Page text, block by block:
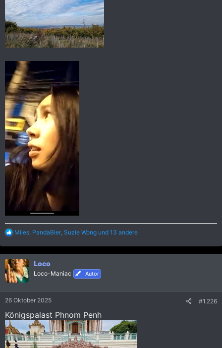
R
a
k
t
i
o
n
Miles PandaBier Suzie Wong und 13 andere
Loco
Loco-Maniac Autor
26 Oktober 2025 #1.226
Königspalast Phnom Penh